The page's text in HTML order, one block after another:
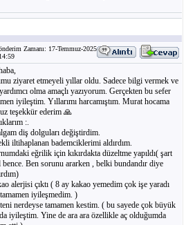
Zamanı: 17-Temmuz-2025
ziyaret etmeyeli yıllar oldu. Sadece bilgi vermek ve
olma amaçlı yazıyorum. Gerçekten bu sefer
iyileştim. Yıllarımı harcamıştım. Murat hocama
teşekkür ederim 🙏
:.
diş dolguları değiştirdim.
iltihaplanan bademciklerimi aldırdım.
eğrilik için kıkırdakta düzeltme yapıldı( şart
bence. Ben sorunu ararken , belki bundandır diye
alerjisi çıktı ( 8 ay kakao yemedim çok işe yaradı
iyileşmedim. )
nerdeyse tamamen kestim. ( bu sayede çok büyük
iyileştim. Yine de ara ara özellikle aç olduğumda